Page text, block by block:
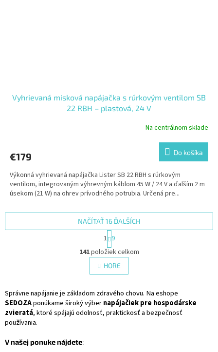
Vyhrievaná misková napájačka s rúrkovým ventilom SB
22 RBH – plastová, 24 V
Na centrálnom sklade
€179 Do košíka
Výkonná vyhrievaná napájačka Lister SB 22 RBH s rúrkovým
ventilom, integrovaným výhrevným káblom 45 W / 24 V a ďalším 2 m
úsekom (21 W) na ohrev prívodného potrubia. Určená pre...
O
v
l
á
a
c
i
NAČÍTAŤ 16 ĎALŠÍCH
S
t
r
á
n
k
v
a
n
i
1 9
141položiek celkom
HORE
Správne napájanie je základom zdravého chovu. Na eshope
SEDOZAponúkame široký výbernapájačiek pre hospodárske
zvieratá, ktoré spájajú odolnosť, praktickosť a bezpečnosť
používania.
V našej ponuke nájdete: